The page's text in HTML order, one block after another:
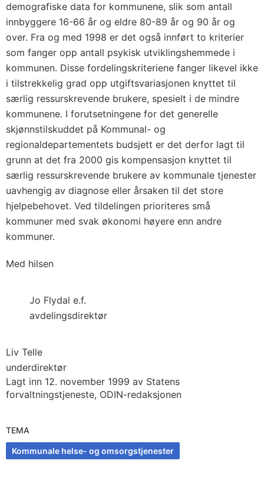
demografiske data for kommunene, slik som antall
innbyggere 16-66 år og eldre 80-89 år og 90 år og
over. Fra og med 1998 er det også innført to kriterier
som fanger opp antall psykisk utviklingshemmede i
kommunen. Disse fordelingskriteriene fanger likevel ikke
i tilstrekkelig grad opp utgiftsvariasjonen knyttet til
særlig ressurskrevende brukere, spesielt i de mindre
kommunene. I forutsetningene for det generelle
skjønnstilskuddet på Kommunal- og
regionaldepartementets budsjett er det derfor lagt til
grunn at det fra 2000 gis kompensasjon knyttet til
særlig ressurskrevende brukere av kommunale tjenester
uavhengig av diagnose eller årsaken til det store
hjelpebehovet. Ved tildelingen prioriteres små
kommuner med svak økonomi høyere enn andre
kommuner.
Med hilsen
Jo Flydal e.f.
avdelingsdirektør
Liv Telle
underdirektør
Lagt inn 12. november 1999 av Statens
forvaltningstjeneste, ODIN-redaksjonen
TEMA
Kommunale helse- og omsorgstjenester